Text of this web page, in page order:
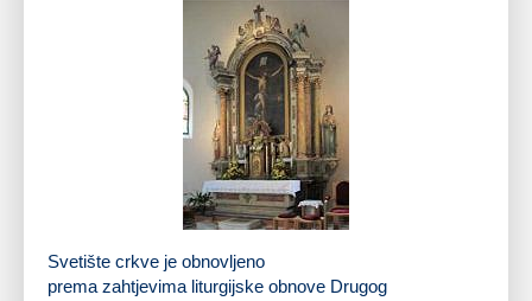
Svetište crkve je obnovljeno
prema zahtjevima liturgijske obnove Drugog